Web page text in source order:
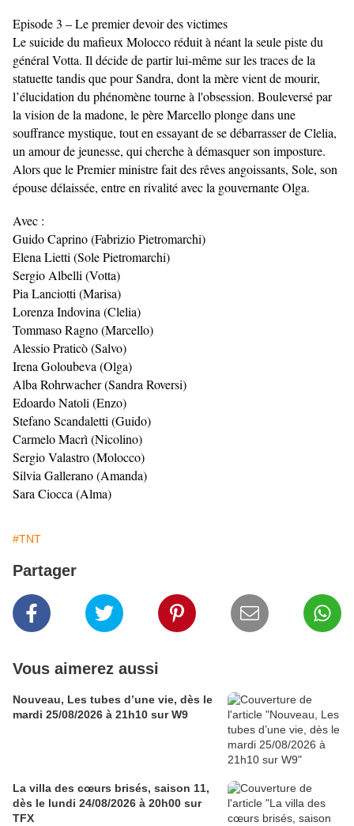
Episode 3 – Le premier devoir des victimes
Le suicide du mafieux Molocco réduit à néant la seule piste du
général Votta. Il décide de partir lui-même sur les traces de la
statuette tandis que pour Sandra, dont la mère vient de mourir,
l’élucidation du phénomène tourne à l'obsession. Bouleversé par
la vision de la madone, le père Marcello plonge dans une
souffrance mystique, tout en essayant de se débarrasser de Clelia,
un amour de jeunesse, qui cherche à démasquer son imposture.
Alors que le Premier ministre fait des rêves angoissants, Sole, son
épouse délaissée, entre en rivalité avec la gouvernante Olga.
Avec :
Guido Caprino (Fabrizio Pietromarchi)
Elena Lietti (Sole Pietromarchi)
Sergio Albelli (Votta)
Pia Lanciotti (Marisa)
Lorenza Indovina (Clelia)
Tommaso Ragno (Marcello)
Alessio Praticò (Salvo)
Irena Goloubeva (Olga)
Alba Rohrwacher (Sandra Roversi)
Edoardo Natoli (Enzo)
Stefano Scandaletti (Guido)
Carmelo Macrì (Nicolino)
Sergio Valastro (Molocco)
Silvia Gallerano (Amanda)
Sara Ciocca (Alma)
#TNT
Partager
Vous aimerez aussi
Nouveau, Les tubes d’une vie, dès le
mardi 25/08/2026 à 21h10 sur W9
La villa des cœurs brisés, saison 11,
dès le lundi 24/08/2026 à 20h00 sur
TFX